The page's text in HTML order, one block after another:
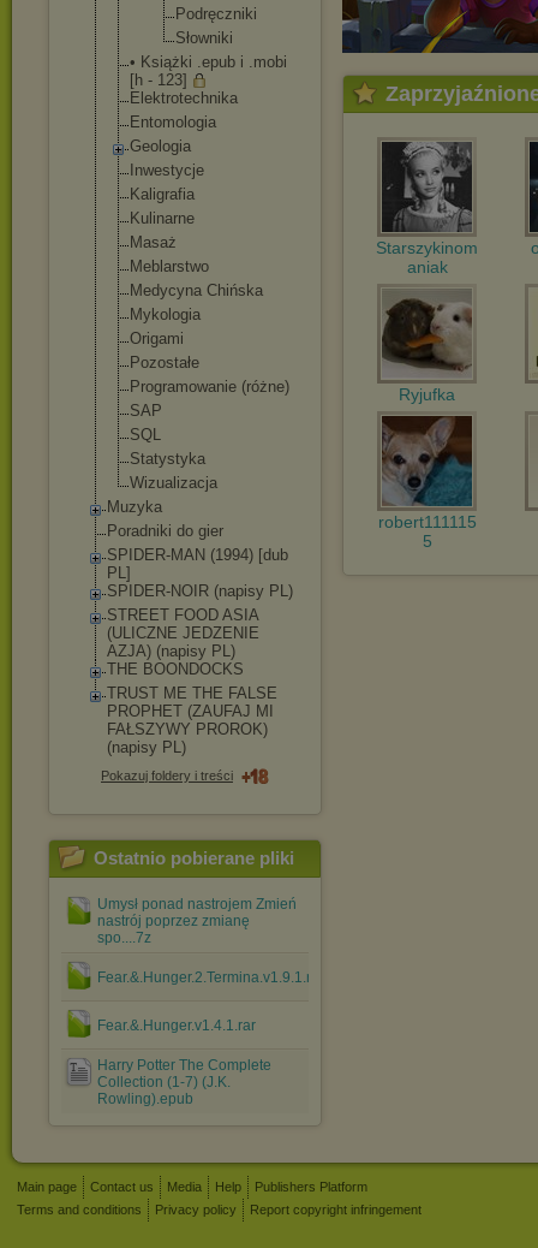
Podręczniki
Słowniki
• Książki .epub i .mobi
[h - 123]
Elektrotechnika
Entomologia
Geologia
Inwestycje
Kaligrafia
Kulinarne
Masaż
Meblarstwo
Medycyna Chińska
Mykologia
Origami
Pozostałe
Programowanie (różne)
SAP
SQL
Statystyka
Wizualizacja
Muzyka
Poradniki do gier
SPIDER-MAN (1994) [dub
PL]
SPIDER-NOIR (napisy PL)
STREET FOOD ASIA
(ULICZNE JEDZENIE
AZJA) (napisy PL)
THE BOONDOCKS
TRUST ME THE FALSE
PROPHET (ZAUFAJ MI
FAŁSZYWY PROROK)
(napisy PL)
Pokazuj foldery i treści
Ostatnio pobierane pliki
Umysł ponad nastrojem Zmień
nastrój poprzez zmianę
spo....7z
Fear.&.Hunger.2.Termina.v1.9.1.rar
Fear.&.Hunger.v1.4.1.rar
Harry Potter The Complete
Collection (1-7) (J.K.
Rowling).epub
Starszykinom
aniak
Ryjufka
robert111115
5
Main page Contact us Media Help
Publishers Platform
Terms and conditions
Privacy policy Report copyright infringement